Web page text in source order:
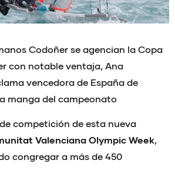
Codoñer se agencian la Copa
con notable ventaja, Ana
vencedora de España de
manga del campeonato
competición de esta nueva
Valenciana Olympic Week,
congregar a más de 450